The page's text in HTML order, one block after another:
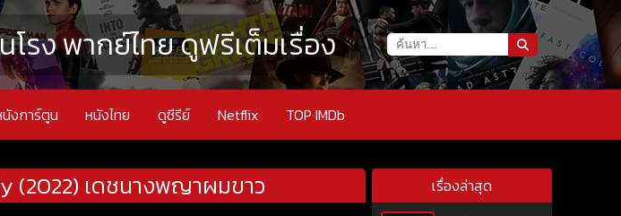
รง พากย์ไทย ดูฟรีเต็มเรื่อง
งการ์ตูน หนังไทย ดูซีรีย์ Netflix TOP IMDb
(2022) เดชนางพญาผมขาว เรื่องล่าสุด